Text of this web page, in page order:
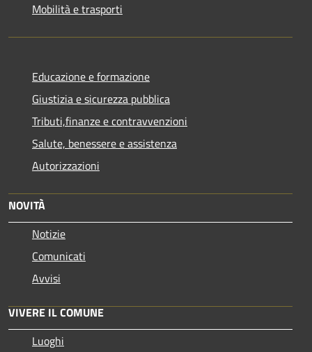
Mobilità e trasporti
Educazione e formazione
Giustizia e sicurezza pubblica
Tributi,finanze e contravvenzioni
Salute, benessere e assistenza
Autorizzazioni
NOVITÀ
Notizie
Comunicati
Avvisi
VIVERE IL COMUNE
Luoghi